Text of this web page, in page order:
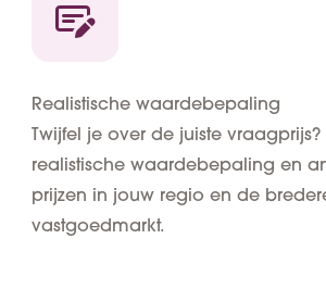
Realistische waardebepaling
Twijfel je over de juiste
realistische waardebepaling en
prijzen in jouw regio en de
vastgoedmarkt.